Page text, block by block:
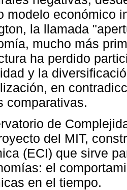
modelo económico
la llamada
mucho más
ha perdido
y la
en
comparativas.
de
del MIT,
(ECI) que sirve
el
en el tiempo.